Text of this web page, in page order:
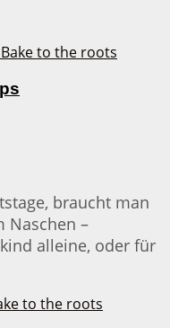
braucht man
Naschen –
alleine, oder für